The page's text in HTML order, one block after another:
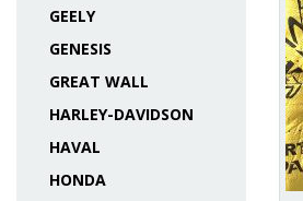
GEELY
GENESIS
GREAT WALL
HARLEY-DAVIDSON
HAVAL
HONDA